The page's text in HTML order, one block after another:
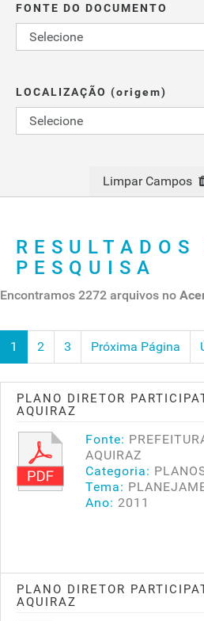
FONTE DO DOCUMENTO
LOCALIZAÇÃO (origem)
Limpar Campos
RESULTADOS
PESQUISA
Encontramos 2272 arquivos no
1 2 3 Próxima Página
PLANO DIRETOR
AQUIRAZ
Fonte:
AQUIRAZ
Categoria:
Tema:
Ano: 2011
PLANO DIRETOR
AQUIRAZ